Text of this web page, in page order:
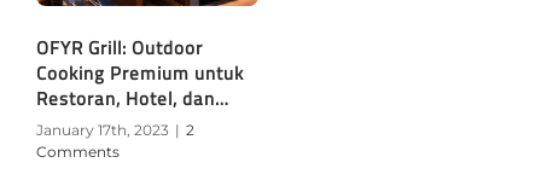
OFYR Grill: Outdoor
Cooking Premium untuk
Restoran, Hotel, dan
Event
January 17th, 2023 | 2
Comments